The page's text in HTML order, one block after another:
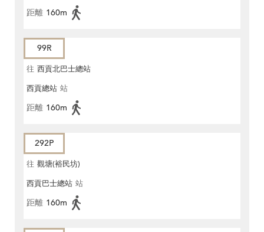
距離 160m
99R
往 西貢北巴士總站
西貢總站 站
距離 160m
292P
往 觀塘(裕民坊)
西貢巴士總站 站
距離 160m